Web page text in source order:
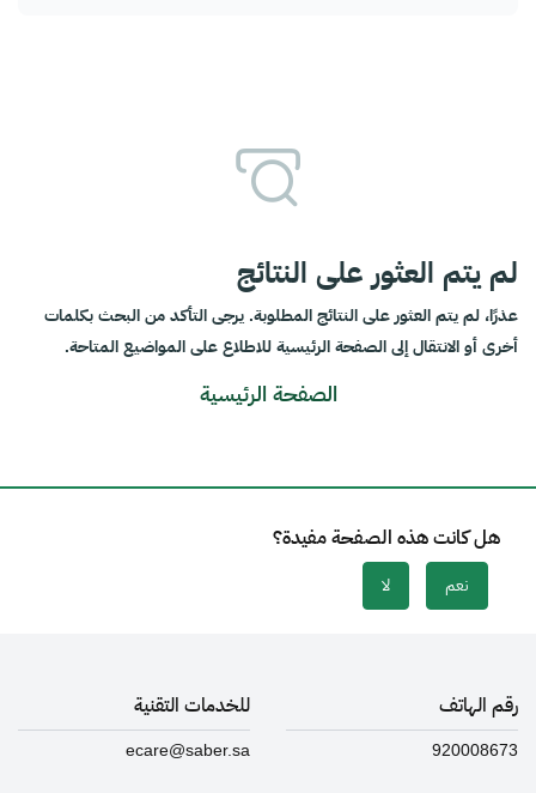
لم يتم العثور على النتائج
عذرًا، لم يتم العثور على النتائج المطلوبة. يرجى التأكد من البحث بكلمات
أخرى أو الانتقال إلى الصفحة الرئيسية للاطلاع على المواضيع المتاحة.
الصفحة الرئيسية
هل كانت هذه الصفحة مفيدة؟
نعم لا
رقم الهاتف
920008673
للخدمات التقنية
ecare@saber.sa